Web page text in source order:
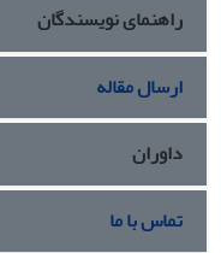
راهنمای نویسندگان
ارسال مقاله
داوران
تماس با ما